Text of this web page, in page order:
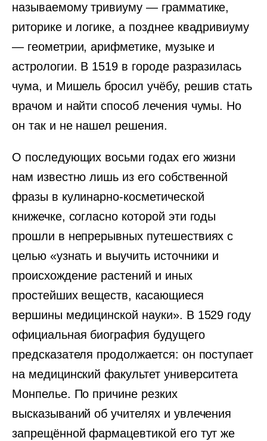
называемому тривиуму — грамматике,
риторике и логике, а позднее квадривиуму
— геометрии, арифметике, музыке и
астрологии. В 1519 в городе разразилась
чума, и Мишель бросил учёбу, решив стать
врачом и найти способ лечения чумы. Но
он так и не нашел решения.
О последующих восьми годах его жизни
нам известно лишь из его собственной
фразы в кулинарно-косметической
книжечке, согласно которой эти годы
прошли в непрерывных путешествиях с
целью «узнать и выучить источники и
происхождение растений и иных
простейших веществ, касающиеся
вершины медицинской науки». В 1529 году
официальная биография будущего
предсказателя продолжается: он поступает
на медицинский факультет университета
Монпелье. По причине резких
высказываний об учителях и увлечения
запрещённой фармацевтикой его тут же